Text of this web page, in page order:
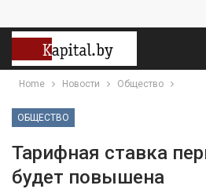
Home Новости Общество
ОБЩЕСТВО
Тарифная ставка
будет повышена